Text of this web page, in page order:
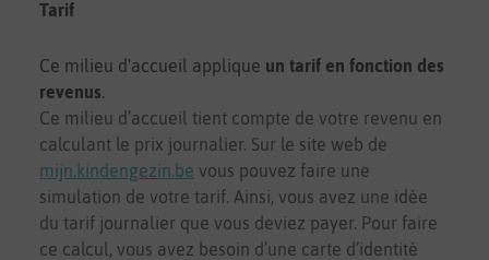
Tarif
Ce milieu d'accueil applique un tarif en fonction des
revenus.
Ce milieu d’accueil tient compte de votre revenu en
calculant le prix journalier. Sur le site web de
mijn.kindengezin.be vous pouvez faire une
simulation de votre tarif. Ainsi, vous avez une idée
du tarif journalier que vous deviez payer. Pour faire
ce calcul, vous avez besoin d’une carte d’identité